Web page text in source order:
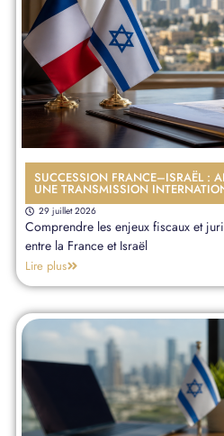
SUCCESSION FRANCE–ISRAËL :
UNE TRANSMISSION
29 juillet 2026
Comprendre les enjeux fiscaux et
entre la France et Israël
Lire plus